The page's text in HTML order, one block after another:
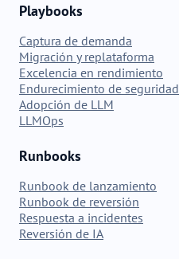
Playbooks
Captura de demanda
Migración y replataforma
Excelencia en rendimiento
Endurecimiento de seguridad
Adopción de LLM
LLMOps
Runbooks
Runbook de lanzamiento
Runbook de reversión
Respuesta a incidentes
Reversión de IA